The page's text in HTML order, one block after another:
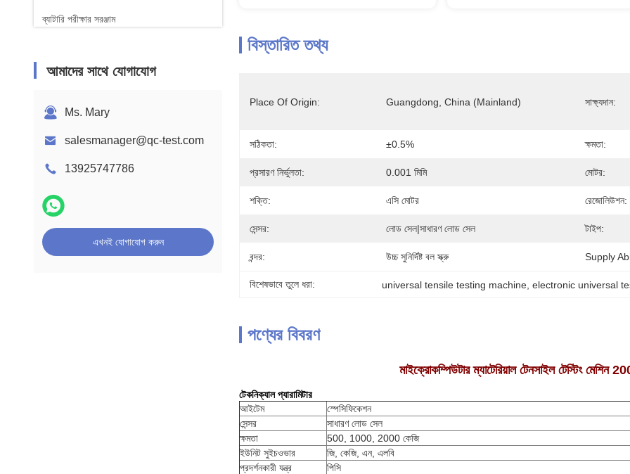
ব্যাটারি পরীক্ষার সরঞ্জাম
জ্বলনযোগ্যতা পরীক্ষার সরঞ্জাম
আমাদের সাথে যোগাযোগ
Ms. Mary
salesmanager@qc-test.com
13925747786
এখনই যোগাযোগ করুন
বিস্তারিত তথ্য
Place Of Origin: Guangdong, China (Mainland) সাক্ষ্যদান:
সঠিকতা: ±0.5% ক্ষমতা:
প্রসারণ নির্ভুলতা: 0.001 মিমি মোটর:
শক্তি: এসি মোটর রেজোলিউশন:
সেন্সর: লোড সেল|সাধারণ লোড সেল টাইপ:
বন্দর: উচ্চ সুনির্দিষ্ট বল স্ক্রু Supply
বিশেষভাবে তুলে ধরা: universal tensile testing machine , electronic universal
পণ্যের বিবরণ
মাইক্রোকম্পিউটার ম্যাটেরিয়াল টেনসাইল টেস্টিং
টেকনিক্যাল প্যারামিটার
আইটেম
স্পেসিফিকেশন
সেন্সর
সাধারণ লোড সেল
ক্ষমতা
500, 1000, 2000 কেজি
ইউনিট সুইচওভার
জি, কেজি, এন, এলবি
প্রদর্শনকারী যন্ত্র
পিসি